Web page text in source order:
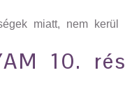
miatt, nem
10.